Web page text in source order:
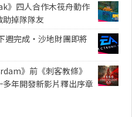
》四人合作木筏舟動作
掉隊隊友
週完成・沙地財團即將
》前《刺客教條》
年開發新影片釋出序章